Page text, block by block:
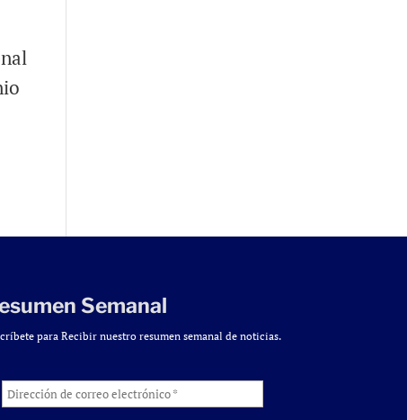
Semanal
para Recibir nuestro resumen semanal de noticias.